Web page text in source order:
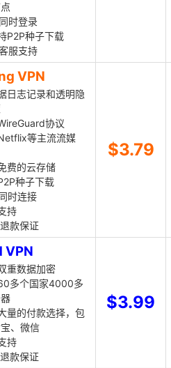
时登录
P2P种子下载
服支持
VPN
日志记录和透明隐
协议
等主流流媒
费的云存储
种子下载
时连接
持
款保证
$3.79
VPN
重数据加密
多个国家4000多
量的付款选择，包
、微信
持
款保证
$3.99